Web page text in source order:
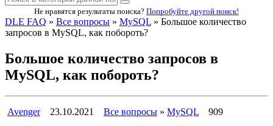
Не нравятся результаты поиска? Попробуйте другой поиск!
DLE FAQ » Все вопросы » MySQL » Большое количество
запросов в MySQL, как побороть?
Большое количество запросов в
MySQL, как побороть?
Avenger 23.10.2021 Все вопросы » MySQL
909